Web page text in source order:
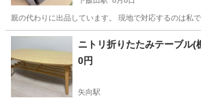
親の代わりに出品しています。 現地で対応するのは私
神奈川 横浜市 下飯田駅 家具
ニトリ折りたたみテーブル(
0円
矢向駅